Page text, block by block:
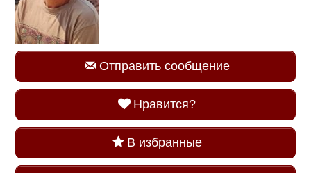
Отправить сообщение
Нравится?
В избранные